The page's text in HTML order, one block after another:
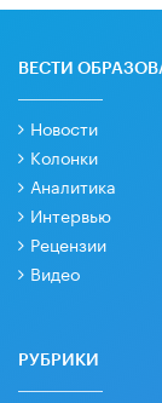
ВЕСТИ
Новости
Колонки
Аналитика
Интервью
Рецензии
Видео
РУБРИКИ